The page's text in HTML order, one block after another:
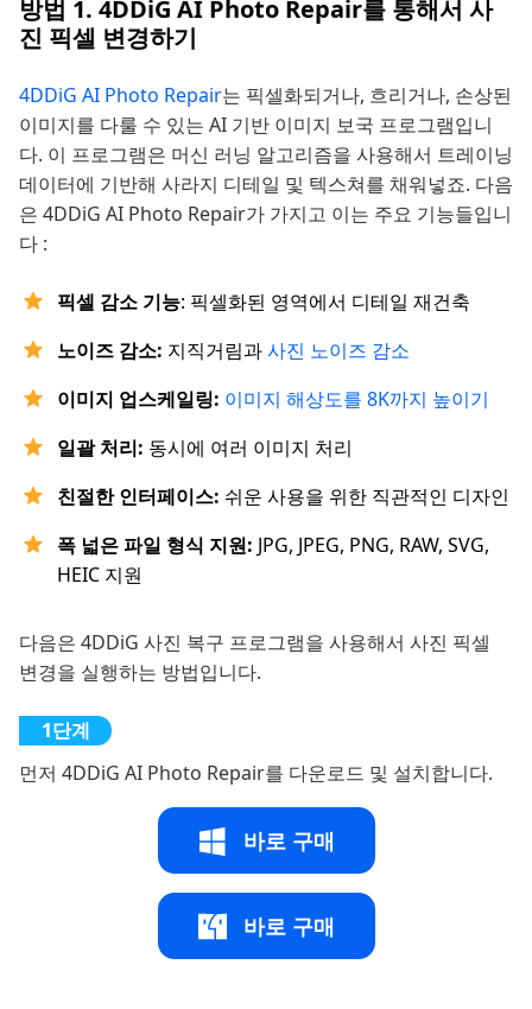
방법 1. 4DDiG AI Photo Repair를 통해서 사
진 픽셀 변경하기
4DDiG AI Photo Repair는 픽셀화되거나, 흐리거나, 손상된
이미지를 다룰 수 있는 AI 기반 이미지 보국 프로그램입니
다. 이 프로그램은 머신 러닝 알고리즘을 사용해서 트레이닝
데이터에 기반해 사라지 디테일 및 텍스쳐를 채워넣죠. 다음
은 4DDiG AI Photo Repair가 가지고 이는 주요 기능들입니
다 :
픽셀 감소 기능: 픽셀화된 영역에서 디테일 재건축
노이즈 감소: 지직거림과사진 노이즈 감소
이미지 업스케일링: 이미지 해상도를 8K까지 높이기
일괄 처리: 동시에 여러 이미지 처리
친절한 인터페이스: 쉬운 사용을 위한 직관적인 디자인
폭 넓은 파일 형식 지원: JPG, JPEG, PNG, RAW, SVG,
HEIC 지원
다음은 4DDiG 사진 복구 프로그램을 사용해서 사진 픽셀
변경을 실행하는 방법입니다.
먼저 4DDiG AI Photo Repair를 다운로드 및 설치합니다.
바로 구매
바로 구매